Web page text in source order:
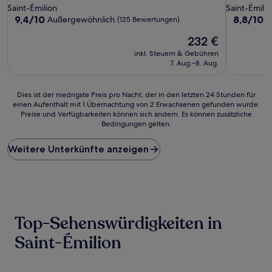
Sterne-
Unterkunft
Saint-Émilion
9.4
9,4/10 Außergewöhnlich (125 Bewertungen)
Der
Preis
beträgt
232 €
inkl. Steuern & Gebühren
7. Aug.–8. Aug.
Sterne-
Saint-
8.8
8,8/10
Dies
ist
Preis
pro
Nacht,
24 Stunden
einen
Aufenthalt
Dies ist der niedrigste Preis pro Nacht, der in den letzten 24 Stunden für
einen Aufenthalt mit 1 Übernachtung von 2 Erwachsenen gefunden wurde.
Preise und Verfügbarkeiten können sich ändern. Es können zusätzliche
Bedingungen gelten.
Weitere Unterkünfte anzeigen
Top-Sehenswürdigkeiten in
Saint-Émilion